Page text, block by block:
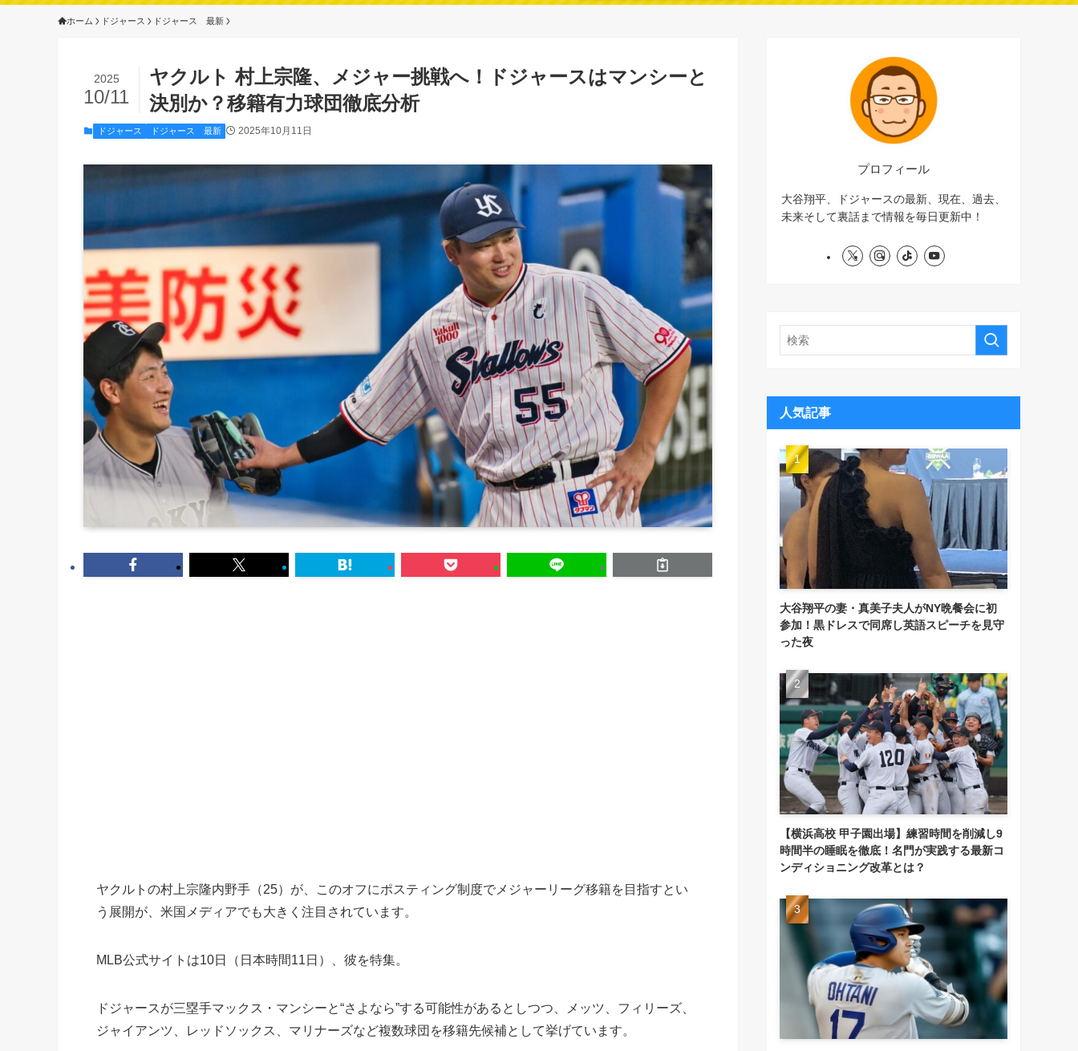
ホーム ドジャース ドジャース 最新
ヤクルト 村上宗隆、メジャー挑戦へ！ドジャースはマンシーと
決別か？移籍有力球団徹底分析
2025
10/11
ドジャース ドジャース 最新 2025年10月11日
ヤクルトの村上宗隆内野手（25）が、このオフにポスティング制度でメジャーリーグ移籍を目指すとい
う展開が、米国メディアでも大きく注目されています。
MLB公式サイトは10日（日本時間11日）、彼を特集。
ドジャースが三塁手マックス・マンシーと“さよなら”する可能性があるとしつつ、メッツ、フィリーズ、
ジャイアンツ、レッドソックス、マリナーズなど複数球団を移籍先候補として挙げています。
プロフィール
大谷翔平、ドジャースの最新、現在、過去、
未来そして裏話まで情報を毎日更新中！
人気記事
大谷翔平の妻・真美子夫人がNY晩餐会に初
参加！黒ドレスで同席し英語スピーチを見守
った夜
【横浜高校 甲子園出場】練習時間を削減し9
時間半の睡眠を徹底！名門が実践する最新コ
ンディショニング改革とは？